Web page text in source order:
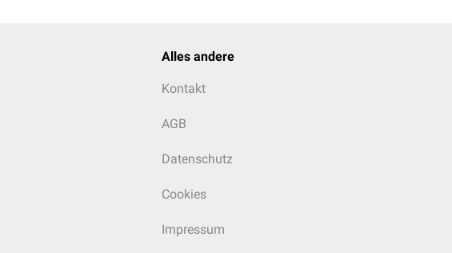
Alles andere
Kontakt
AGB
Datenschutz
Cookies
Impressum